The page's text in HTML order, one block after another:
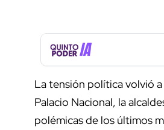
La tensión política volvió
Palacio Nacional, la
polémicas de los últimos